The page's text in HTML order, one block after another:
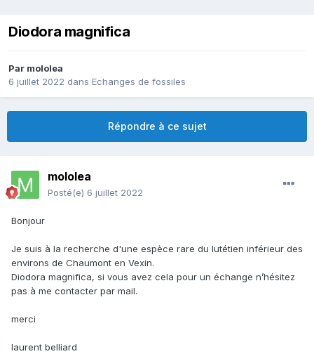
Diodora magnifica
Par mololea
6 juillet 2022 dans Echanges de fossiles
Répondre à ce sujet
mololea
Posté(e) 6 juillet 2022
Bonjour
Je suis à la recherche d'une espèce rare du lutétien inférieur des
environs de Chaumont en Vexin.
Diodora magnifica, si vous avez cela pour un échange n’hésitez
pas à me contacter par mail.
merci
laurent belliard